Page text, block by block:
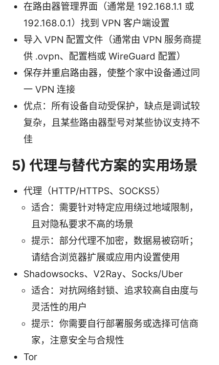
在路由器管理界面（通常是 192.168.1.1 或
192.168.0.1）找到 VPN 客户端设置
导入 VPN 配置文件（通常由 VPN 服务商提
供 .ovpn、配置档或 WireGuard 配置）
保存并重启路由器，使整个家中设备通过同
一 VPN 连接
优点：所有设备自动受保护，缺点是调试较
复杂，且某些路由器型号对某些协议支持不
佳
5) 代理与替代方案的实用场景
代理（HTTP/HTTPS、SOCKS5）
适合：需要针对特定应用绕过地域限制，
且对隐私要求不高的场景
提示：部分代理不加密，数据易被窃听；
请结合浏览器扩展或应用内设置使用
Shadowsocks、V2Ray、Socks/Uber
适合：对抗网络封锁、追求较高自由度与
灵活性的用户
提示：你需要自行部署服务或选择可信商
家，注意安全与合规性
Tor